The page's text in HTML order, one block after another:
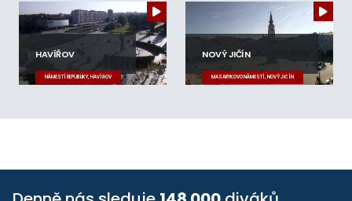
HAVÍŘOV
NÁMĚSTÍ REPUBLIKY, HAVÍŘOV
NOVÝ JIČÍN
MASARYKOVO NÁMĚSTÍ, NOVÝ JIČÍN